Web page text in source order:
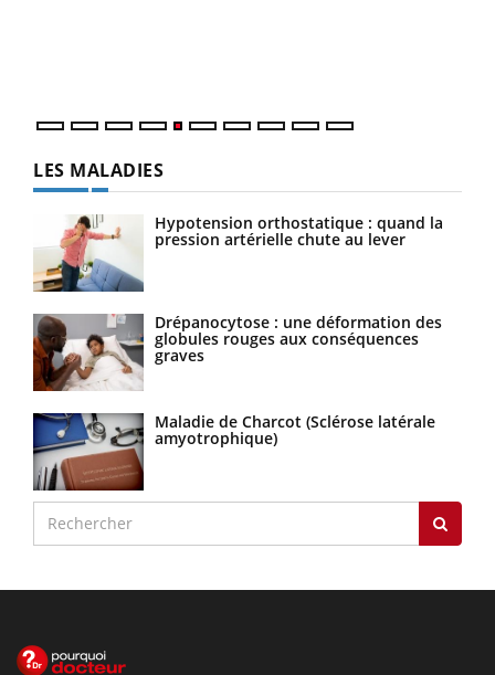
LES MALADIES
Hypotension orthostatique : quand la
pression artérielle chute au lever
Drépanocytose : une déformation des
globules rouges aux conséquences
graves
Maladie de Charcot (Sclérose latérale
amyotrophique)